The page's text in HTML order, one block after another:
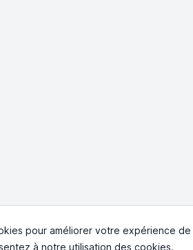
pour améliorer votre expérience
à notre utilisation des cookies.